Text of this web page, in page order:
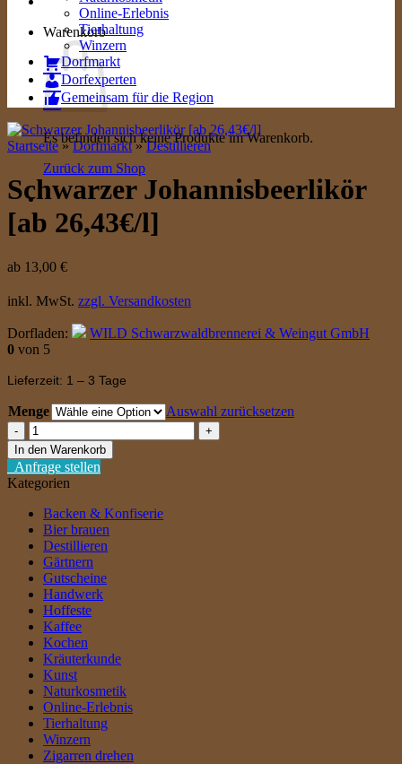
Warenkorb
Es befinden sich keine Produkte im Warenkorb.
Zurück zum Shop
Online-Erlebnis
Tierhaltung
Winzern
Dorfmarkt
Dorfexperten
Gemeinsam für die Region
Startseite » Dorfmarkt » Destillieren
Schwarzer Johannisbeerlikör
[ab 26,43€/l]
ab 13,00 €
inkl. MwSt. zzgl. Versandkosten
Dorfladen:
WILD Schwarzwaldbrennerei & Weingut GmbH
0 von 5
Lieferzeit: 1 – 3 Tage
Menge
Auswahl zurücksetzen
Schwarzer
Johannisbeerlikör
[ab
26,43€/l]
Menge
In den Warenkorb
Anfrage stellen
Kategorien
Backen & Konfiserie
Bier brauen
Destillieren
Gärtnern
Gutscheine
Handwerk
Hoffeste
Kaffee
Kochen
Kräuterkunde
Kunst
Naturkosmetik
Online-Erlebnis
Tierhaltung
Winzern
Zigarren drehen